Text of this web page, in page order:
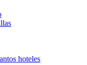
hoteles